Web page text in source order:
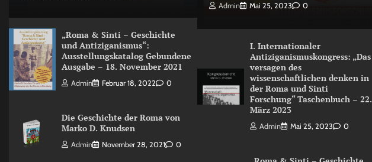
„Roma & Sinti – Geschichte
und Antiziganismus“:
Ausstellungskatalog Gebundene
Ausgabe – 18. November 2021
Admin Februar 18, 2022 0
Die Geschichte der Roma von
Marko D. Knudsen
Admin November 28, 2021 0
Admin Mai 25, 2023 0
I. Internationaler
Antiziganismuskongress: „Das
versagen des
wissenschaftlichen denken in
der Roma und Sinti
Forschung“ Taschenbuch – 22.
März 2023
Admin Mai 25, 2023 0